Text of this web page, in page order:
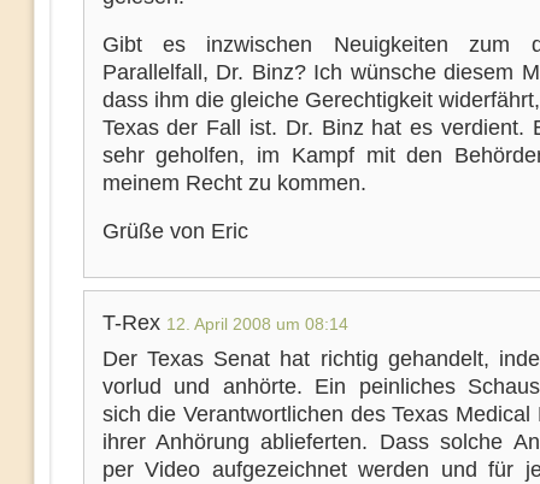
Gibt es inzwischen Neuigkeiten zum
Parallelfall, Dr. Binz? Ich wünsche diesem
dass ihm die gleiche Gerechtigkeit
Texas der Fall ist. Dr. Binz hat es verdient.
sehr geholfen, im Kampf mit den
meinem Recht zu kommen.
Grüße von Eric
T-Rex 12. April 2008 um 08:14
Der Texas Senat hat richtig gehandelt,
vorlud und anhörte. Ein peinliches
sich die Verantwortlichen des Texas Medical
ihrer Anhörung ablieferten. Dass solche
per Video aufgezeichnet werden und für